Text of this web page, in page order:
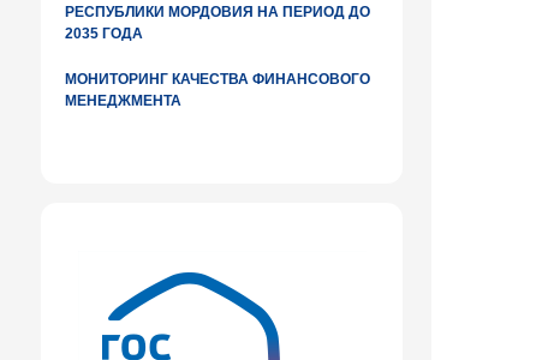
РЕСПУБЛИКИ МОРДОВИЯ НА ПЕРИОД ДО
2035 ГОДА
МОНИТОРИНГ КАЧЕСТВА ФИНАНСОВОГО
МЕНЕДЖМЕНТА